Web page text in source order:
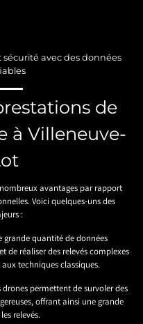
avec des données
de
à Villeneuve-
avantages par rapport
Voici quelques-uns des
:
quantité de données
réaliser des relevés complexes
techniques classiques.
permettent de survoler des
offrant ainsi une grande
relevés.